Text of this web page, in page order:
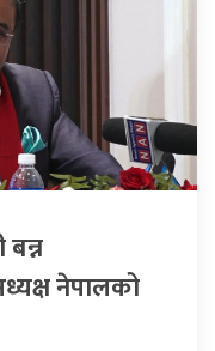
नेपालको